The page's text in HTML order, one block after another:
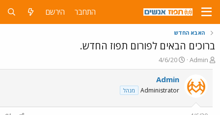
התחבר הירשם
האבא החדש
ברוכים הבאים לפורום תפוז החדש.
פ
ו
ח
ו
Admin
פ
ו
ר
ם
4/6/20
Admin
Administrator מנהל